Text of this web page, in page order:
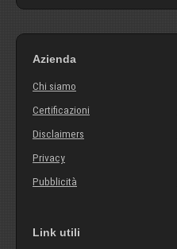
Azienda
Chi siamo
Certificazioni
Disclaimers
Privacy
Pubblicità
Link utili